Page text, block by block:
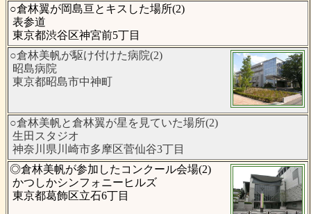
○倉林翼が岡島亘とキスした場所(2)
表参道
東京都渋谷区神宮前5丁目
○倉林美帆が駆け付けた病院(2)
昭島病院
東京都昭島市中神町
○倉林美帆と倉林翼が星を見ていた場所(2)
生田スタジオ
神奈川県川崎市多摩区菅仙谷3丁目
◎倉林美帆が参加したコンクール会場(2)
かつしかシンフォニーヒルズ
東京都葛飾区立石6丁目